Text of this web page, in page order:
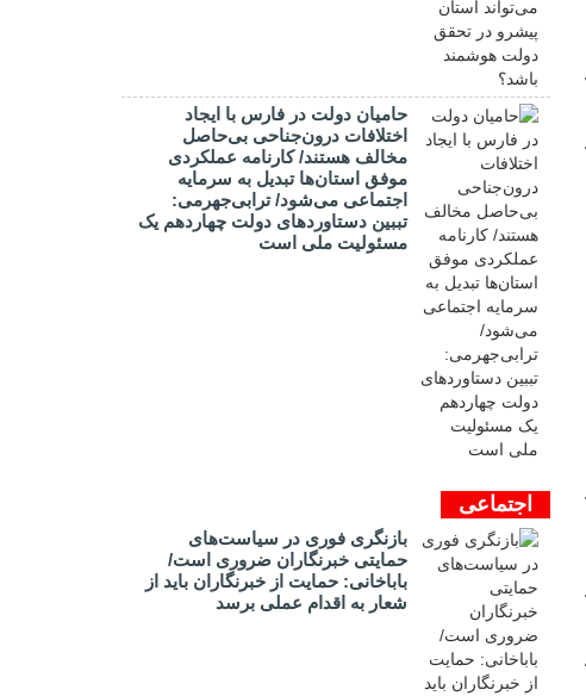
حامیان دولت در فارس با ایجاد
اختلافات درون‌جناحی بی‌حاصل
مخالف هستند/ کارنامه عملکردی
موفق استان‌ها تبدیل به سرمایه
اجتماعی می‌شود/ ترابی‌جهرمی:
تببین دستاوردهای دولت چهاردهم یک
مسئولیت ملی است
اجتماعی
بازنگری فوری در سیاست‌های
حمایتی خبرنگاران ضروری است/
باباخانی: حمایت از خبرنگاران باید از
شعار به اقدام عملی برسد